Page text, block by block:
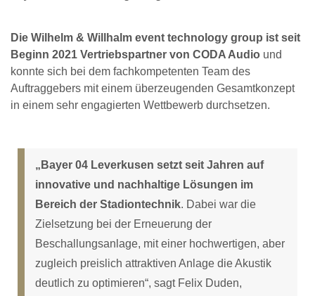
Die Wilhelm & Willhalm event technology group ist seit
Beginn 2021 Vertriebspartner von CODA Audio und
konnte sich bei dem fachkompetenten Team des
Auftraggebers mit einem überzeugenden Gesamtkonzept
in einem sehr engagierten Wettbewerb durchsetzen.
„Bayer 04 Leverkusen setzt seit Jahren auf
innovative und nachhaltige Lösungen im
Bereich der Stadiontechnik. Dabei war die
Zielsetzung bei der Erneuerung der
Beschallungsanlage, mit einer hochwertigen, aber
zugleich preislich attraktiven Anlage die Akustik
deutlich zu optimieren“, sagt Felix Duden,